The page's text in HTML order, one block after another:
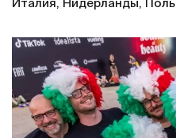
Италия, Нидерланды,